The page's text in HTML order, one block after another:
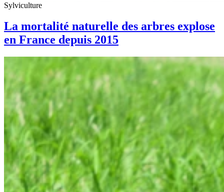
Sylviculture
La mortalité naturelle des arbres explose
en France depuis 2015